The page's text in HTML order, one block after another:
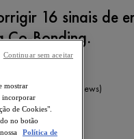
16 sinais de
Co-Bonding.
4,5/5 (53 Reviews)
50 ml
mostrar
incorporar
de Cookies".
no botão
Política de
Continuar sem aceitar